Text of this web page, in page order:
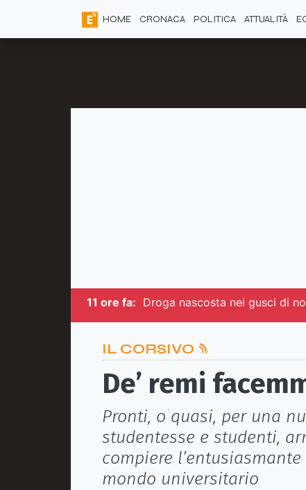
HOME CRONACA POLITICA ATTUALITÀ
11 ore fa: Droga nascosta nei gusci di
IL CORSIVO
De’ remi
Pronti, o quasi, per una
studentesse e studenti,
compiere
mondo universitario